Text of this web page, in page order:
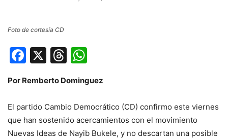
Foto de cortesía CD
Facebook
X Threads
Por Remberto Dominguez
El partido Cambio Democrático (CD) confirmo este viernes
que han sostenido acercamientos con el movimiento
Nuevas Ideas de Nayib Bukele, y no descartan una posible